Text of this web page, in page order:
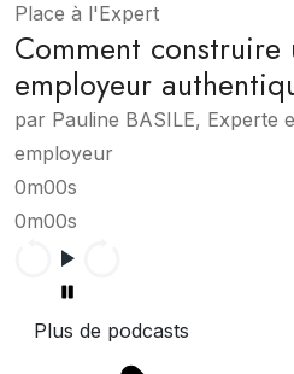
Place à l'Expert
Comment construire
employeur
par Pauline BASILE, Experte
employeur
0m00s
0m00s
Plus de podcasts